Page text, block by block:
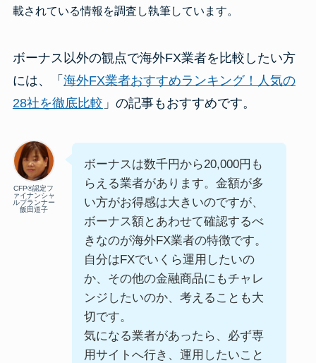
載されている情報を調査し執筆しています。
ボーナス以外の観点で海外FX業者を比較したい方
には、「 海外FX業者おすすめランキング！人気の
28社を徹底比較 」の記事もおすすめです。
CFP®認定フ
ァイナンシャ
ルプランナー
飯田道子
ボーナスは数千円から20,000円も
らえる業者があります。金額が多
い方がお得感は大きいのですが、
ボーナス額とあわせて確認するべ
きなのが海外FX業者の特徴です。
自分はFXでいくら運用したいの
か、その他の金融商品にもチャレ
ンジしたいのか、考えることも大
切です。
気になる業者があったら、必ず専
用サイトへ行き、運用したいこと